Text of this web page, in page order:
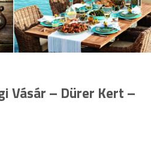
Vásár – Dürer Kert –